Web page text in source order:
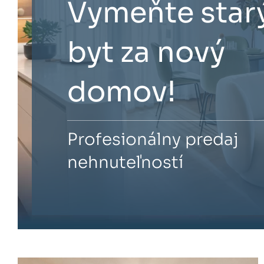
Vymeňte
byt za nový
domov!
Profesionálny predaj
nehnuteľností